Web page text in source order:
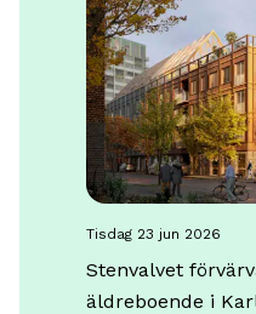
tisdag 23 jun 2026
Stenvalvet
äldreboende i